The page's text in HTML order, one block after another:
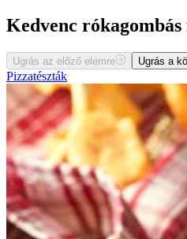
Kedvenc
Ugrás az előző elemre Ugrás a
Pizzatészták